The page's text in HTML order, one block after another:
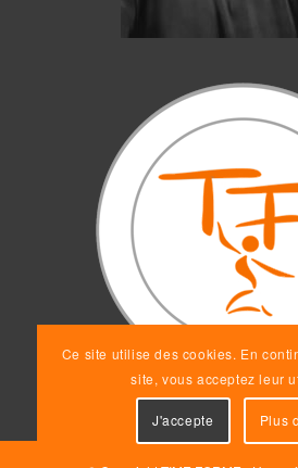
Ce site utilise des cookies. En
site, vous acceptez leur
J'accepte Plus